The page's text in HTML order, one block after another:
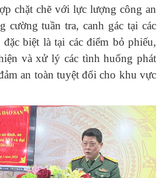
chặt chẽ với lực lượng công an
cường tuần tra, canh gác tại các
biệt là tại các điểm bỏ phiếu,
và xử lý các tình huống phát
an toàn tuyệt đối cho khu vực